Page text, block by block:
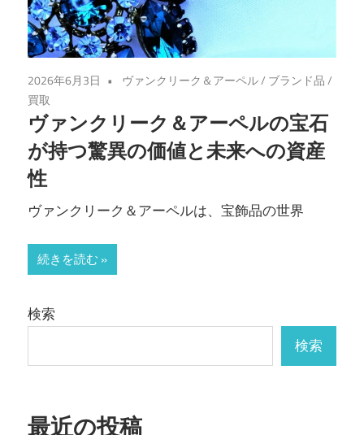
2026年6月3日 ヴァンクリーク＆アーペル/ ブランド品/
買取
ヴァンクリーク＆アーペルの宝石
が持つ驚異の価値と未来への資産
性
ヴァンクリーク＆アーペルは、宝飾品の世界
続きを読む
検索
検索
最近の投稿